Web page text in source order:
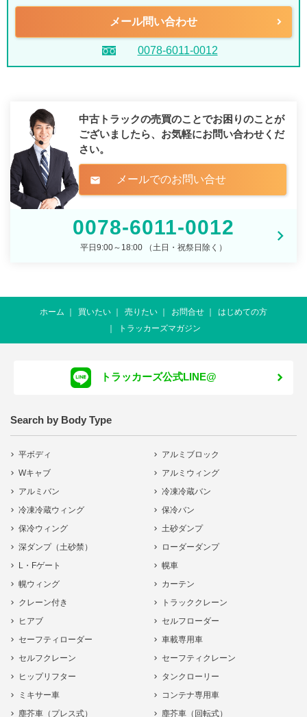
メール問い合わせ
0078-6011-0012
中古トラックの売買のことでお困りのことが
ございましたら、 お気軽にお問い合わせくだ
さい。
mail メールでのお問い合せ
0078-6011-0012
平日9:00～18:00 （土日・祝祭日除く）
ホーム 買いたい 売りたい お問合せ
はじめての方
トラッカーズマガジン
トラッカーズ公式LINE@
Search by Body Type
平ボディ
アルミブロック
Wキャブ
アルミウィング
アルミバン
冷凍冷蔵バン
冷凍冷蔵ウィング
保冷バン
保冷ウィング
土砂ダンプ
深ダンプ（土砂禁）
ローダーダンプ
L・Fゲート
幌車
幌ウィング
カーテン
クレーン付き
トラッククレーン
ヒアブ
セルフローダー
セーフティローダー
車載専用車
セルフクレーン
セーフティクレーン
ヒップリフター
タンクローリー
ミキサー車
コンテナ専用車
塵芥車（プレス式）
塵芥車（回転式）